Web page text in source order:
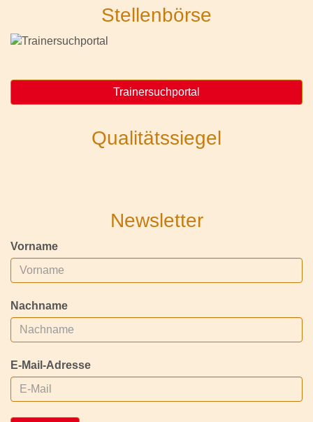
Stellenbörse
Trainersuchportal
Qualitätssiegel
Newsletter
Vorname
Nachname
E-Mail-Adresse